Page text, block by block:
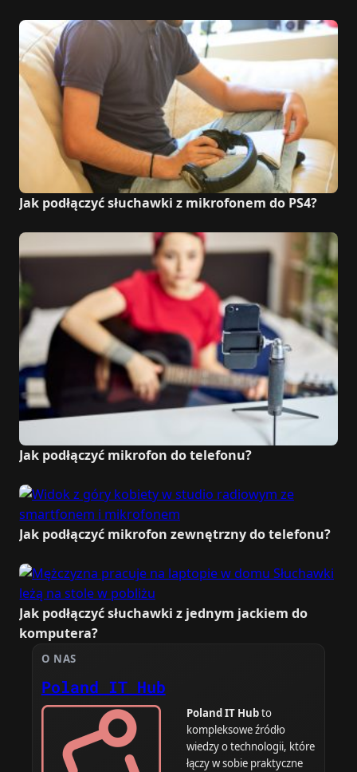
Jak podłączyć słuchawki z mikrofonem do PS4?
Jak podłączyć mikrofon do telefonu?
Jak podłączyć mikrofon zewnętrzny do telefonu?
Jak podłączyć słuchawki z jednym jackiem do
komputera?
O NAS
Poland IT Hub
Poland IT Hubto
kompleksowe źródło
wiedzy o technologii, które
łączy w sobie praktyczne